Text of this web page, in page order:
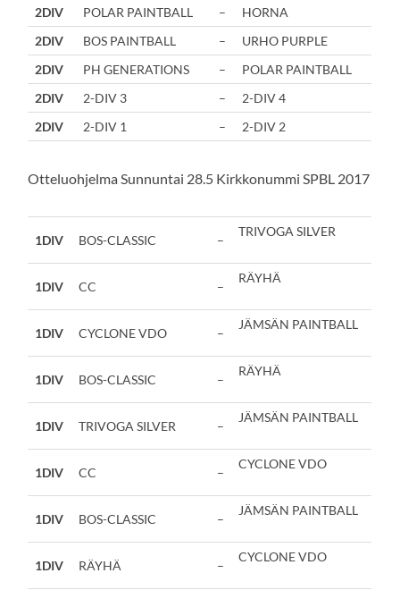
2DIV
POLAR PAINTBALL –
HORNA
2DIV
BOS PAINTBALL –
URHO PURPLE
2DIV
PH GENERATIONS –
POLAR PAINTBALL
2DIV
2-DIV 3 –
2-DIV 4
2DIV
2-DIV 1 – 2-DIV 2
Otteluohjelma Sunnuntai 28.5 Kirkkonummi SPBL 2017
1DIV BOS-CLASSIC –
TRIVOGA SILVER
1DIV CC –
RÄYHÄ
1DIV CYCLONE VDO –
JÄMSÄN PAINTBALL
1DIV BOS-CLASSIC –
RÄYHÄ
1DIV TRIVOGA SILVER –
JÄMSÄN PAINTBALL
1DIV CC –
CYCLONE VDO
1DIV BOS-CLASSIC –
JÄMSÄN PAINTBALL
1DIV RÄYHÄ –
CYCLONE VDO